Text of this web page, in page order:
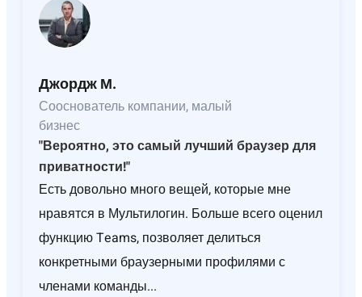
Джордж М.
Сооснователь компании, малый
бизнес
"Вероятно, это самый лучший браузер для
приватности!"
Есть довольно много вещей, которые мне
нравятся в Мультилогин. Больше всего оценил
функцию Teams, позволяет делиться
конкретными браузерными профилями с
членами команды...